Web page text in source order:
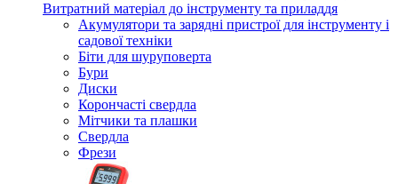
Витратний матеріал до інструменту та приладдя
Акумулятори та зарядні пристрої для інструменту і
садової техніки
Біти для шуруповерта
Бури
Диски
Корончасті свердла
Мітчики та плашки
Свердла
Фрези